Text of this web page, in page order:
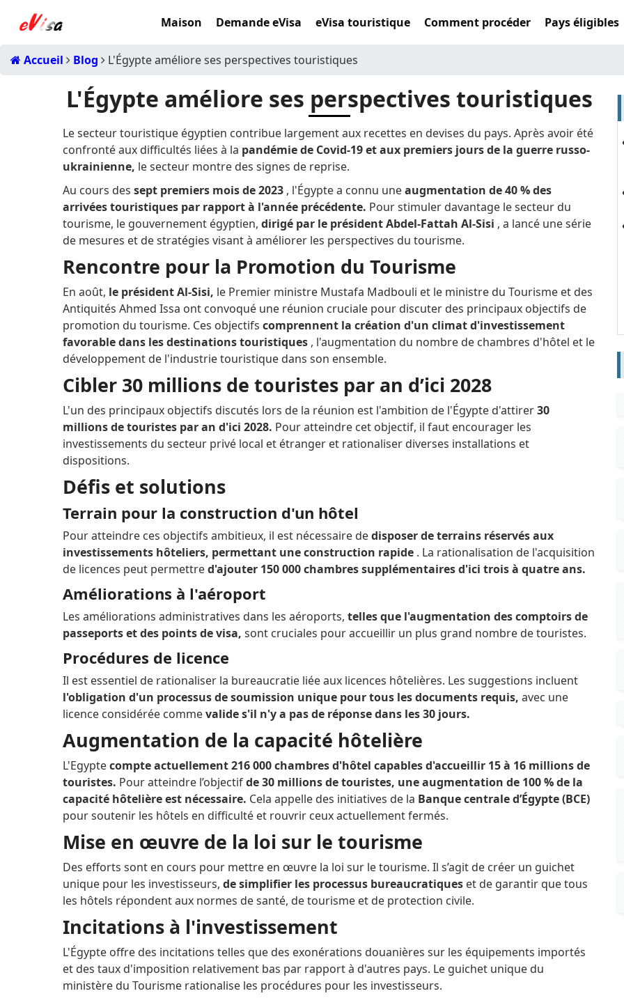
Maison Demande eVisa eVisa touristique Comment procéder Pays éligibles
Accueil Blog L'Égypte améliore ses perspectives touristiques
L'Égypte améliore ses perspectives touristiques
Le secteur touristique égyptien contribue largement aux recettes en devises du pays. Après avoir été
confronté aux difficultés liées à la pandémie de Covid-19 et aux premiers jours de la guerre russo-
ukrainienne, le secteur montre des signes de reprise.
Au cours des sept premiers mois de 2023 , l'Égypte a connu uneaugmentation de 40 % des
arrivées touristiques par rapport à l'année précédente. Pour stimuler davantage le secteur du
tourisme, le gouvernement égyptien, dirigé par le président Abdel-Fattah Al-Sisi , a lancé une série
de mesures et de stratégies visant à améliorer les perspectives du tourisme.
Rencontre pour la Promotion du Tourisme
En août, le président Al-Sisi, le Premier ministre Mustafa Madbouli et le ministre du Tourisme et des
Antiquités Ahmed Issa ont convoqué une réunion cruciale pour discuter des principaux objectifs de
promotion du tourisme. Ces objectifs comprennent la création d'un climat d'investissement
favorable dans les destinations touristiques , l'augmentation du nombre de chambres d'hôtel et le
développement de l'industrie touristique dans son ensemble.
Cibler 30 millions de touristes par an d’ici 2028
L'un des principaux objectifs discutés lors de la réunion est l'ambition de l'Égypte d'attirer30
millions de touristes par an d'ici 2028. Pour atteindre cet objectif, il faut encourager les
investissements du secteur privé local et étranger et rationaliser diverses installations et
dispositions.
Défis et solutions
Terrain pour la construction d'un hôtel
Pour atteindre ces objectifs ambitieux, il est nécessaire dedisposer de terrains réservés aux
investissements hôteliers, permettant une construction rapide . La rationalisation de l'acquisition
de licences peut permettred'ajouter 150 000 chambres supplémentaires d'ici trois à quatre ans.
Améliorations à l'aéroport
Les améliorations administratives dans les aéroports, telles que l'augmentation des comptoirs de
passeports et des points de visa, sont cruciales pour accueillir un plus grand nombre de touristes.
Procédures de licence
Il est essentiel de rationaliser la bureaucratie liée aux licences hôtelières. Les suggestions incluent
l'obligation d'un processus de soumission unique pour tous les documents requis, avec une
licence considérée commevalide s'il n'y a pas de réponse dans les 30 jours.
Augmentation de la capacité hôtelière
L'Egyptecompte actuellement 216 000 chambres d'hôtel capables d'accueillir 15 à 16 millions de
touristes. Pour atteindre l’objectifde 30 millions de touristes, une augmentation de 100 % de la
capacité hôtelière est nécessaire. Cela appelle des initiatives de la Banque centrale d’Égypte (BCE)
pour soutenir les hôtels en difficulté et rouvrir ceux actuellement fermés.
Mise en œuvre de la loi sur le tourisme
Des efforts sont en cours pour mettre en œuvre la loi sur le tourisme. Il s’agit de créer un guichet
unique pour les investisseurs, de simplifier les processus bureaucratiques et de garantir que tous
les hôtels répondent aux normes de santé, de tourisme et de protection civile.
Incitations à l'investissement
L'Égypte offre des incitations telles que des exonérations douanières sur les équipements importés
et des taux d'imposition relativement bas par rapport à d'autres pays. Le guichet unique du
ministère du Tourisme rationalise les procédures pour les investisseurs.